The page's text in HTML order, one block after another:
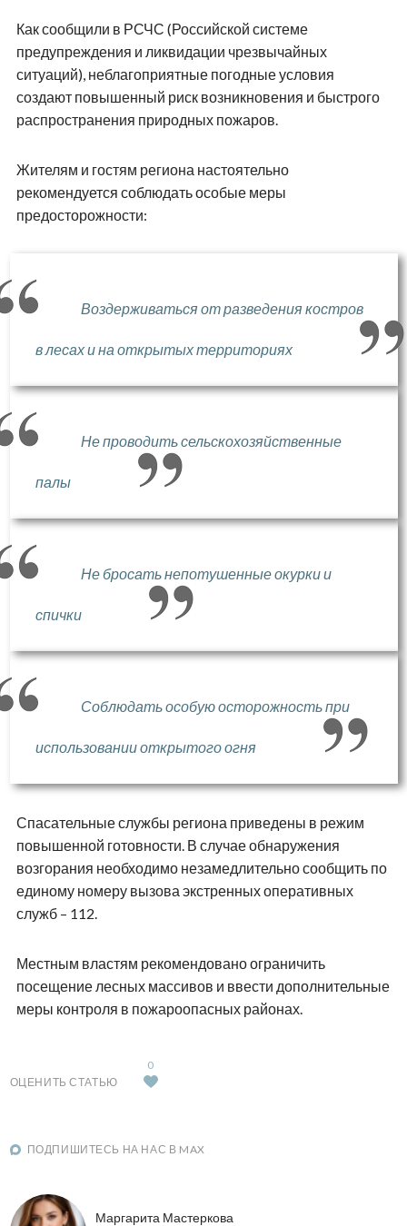
Как сообщили в РСЧС (Российской системе
предупреждения и ликвидации чрезвычайных
ситуаций), неблагоприятные погодные условия
создают повышенный риск возникновения и быстрого
распространения природных пожаров.
Жителям и гостям региона настоятельно
рекомендуется соблюдать особые меры
предосторожности:
Воздерживаться от разведения костров
в лесах и на открытых территориях
Не проводить сельскохозяйственные
палы
Не бросать непотушенные окурки и
спички
Соблюдать особую осторожность при
использовании открытого огня
Спасательные службы региона приведены в режим
повышенной готовности. В случае обнаружения
возгорания необходимо незамедлительно сообщить по
единому номеру вызова экстренных оперативных
служб – 112.
Местным властям рекомендовано ограничить
посещение лесных массивов и ввести дополнительные
меры контроля в пожароопасных районах.
ОЦЕНИТЬ СТАТЬЮ
0
ПОДПИШИТЕСЬ НА НАС В MAX
Маргарита Мастеркова